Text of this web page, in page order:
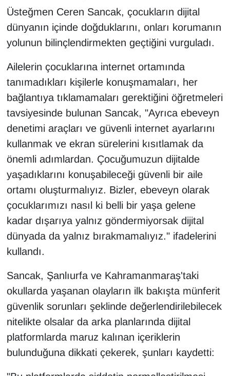
Üsteğmen Ceren Sancak, çocukların dijital
dünyanın içinde doğduklarını, onları korumanın
yolunun bilinçlendirmekten geçtiğini vurguladı.
Ailelerin çocuklarına internet ortamında
tanımadıkları kişilerle konuşmamaları, her
bağlantıya tıklamamaları gerektiğini öğretmeleri
tavsiyesinde bulunan Sancak, "Ayrıca ebeveyn
denetimi araçları ve güvenli internet ayarlarını
kullanmak ve ekran sürelerini kısıtlamak da
önemli adımlardan. Çocuğumuzun dijitalde
yaşadıklarını konuşabileceği güvenli bir aile
ortamı oluşturmalıyız. Bizler, ebeveyn olarak
çocuklarımızı nasıl ki belli bir yaşa gelene
kadar dışarıya yalnız göndermiyorsak dijital
dünyada da yalnız bırakmamalıyız." ifadelerini
kullandı.
Sancak, Şanlıurfa ve Kahramanmaraş'taki
okullarda yaşanan olayların ilk bakışta münferit
güvenlik sorunları şeklinde değerlendirilebilecek
nitelikte olsalar da arka planlarında dijital
platformlarda maruz kalınan içeriklerin
bulunduğuna dikkati çekerek, şunları kaydetti: